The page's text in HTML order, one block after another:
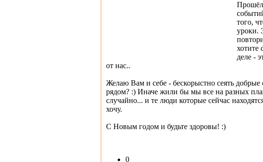
того,
уроки.
хотите
деле -
от нас..
Желаю Вам и себе - бескорыстно сеять добрые
рядом? :) Иначе жили бы мы все на разных
случайно... и те люди которые сейчас
хочу.
С Новым годом и будьте здоровы! :)
0